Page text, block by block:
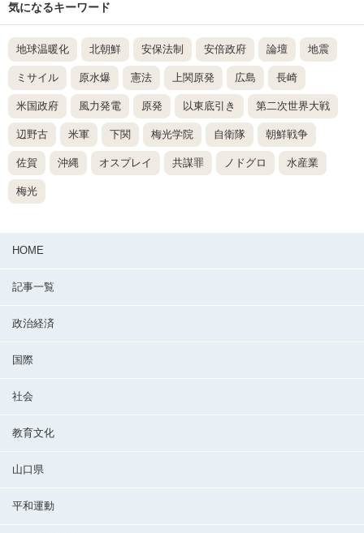
気になるキーワード
地球温暖化 北朝鮮 安保法制 安倍政府 論壇 地震
ミサイル 原水爆 憲法 上関原発 広島 長崎
米国政府 風力発電 原発 以東底引き 第二次世界大戦
辺野古 米軍 下関 梅光学院 自衛隊 朝鮮戦争
佐賀 沖縄 オスプレイ 共謀罪 ノドグロ 水産業
梅光
HOME
記事一覧
政治経済
国際
社会
教育文化
山口県
平和運動